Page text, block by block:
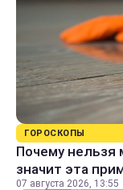
ГОРОСКОПЫ
Почему нельзя
значит эта
07 августа 2026, 13:55